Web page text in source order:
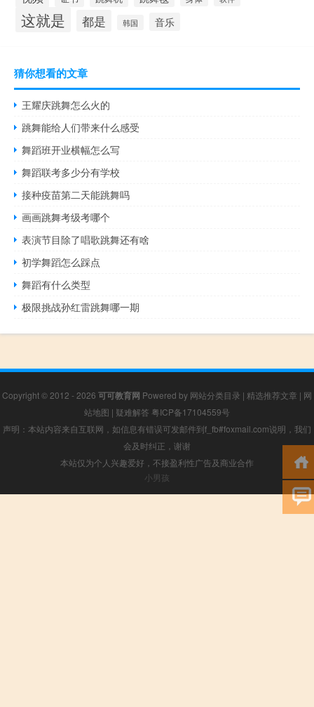
这就是 都是 韩国 音乐
猜你想看的文章
王耀庆跳舞怎么火的
跳舞能给人们带来什么感受
舞蹈班开业横幅怎么写
舞蹈联考多少分有学校
接种疫苗第二天能跳舞吗
画画跳舞考级考哪个
表演节目除了唱歌跳舞还有啥
初学舞蹈怎么踩点
舞蹈有什么类型
极限挑战孙红雷跳舞哪一期
Copyright © 2012 - 2026 可可教育网 Powered by 网站分类目录 | 精选推荐文章 | 网
站地图 | 疑难解答 粤ICP备17104559号
声明：本站内容来自互联网，如信息有错误可发邮件到f_fb#foxmail.com说明，我们
会及时纠正，谢谢
本站仅为个人兴趣爱好，不接盈利性广告及商业合作
小男孩